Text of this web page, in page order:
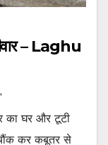
– Laghu
घर और टूटी
कर कबूतर से